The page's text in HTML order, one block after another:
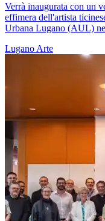
Verrà inaugurata con un
effimera dell'artista
Urbana Lugano (AUL)
Lugano Arte